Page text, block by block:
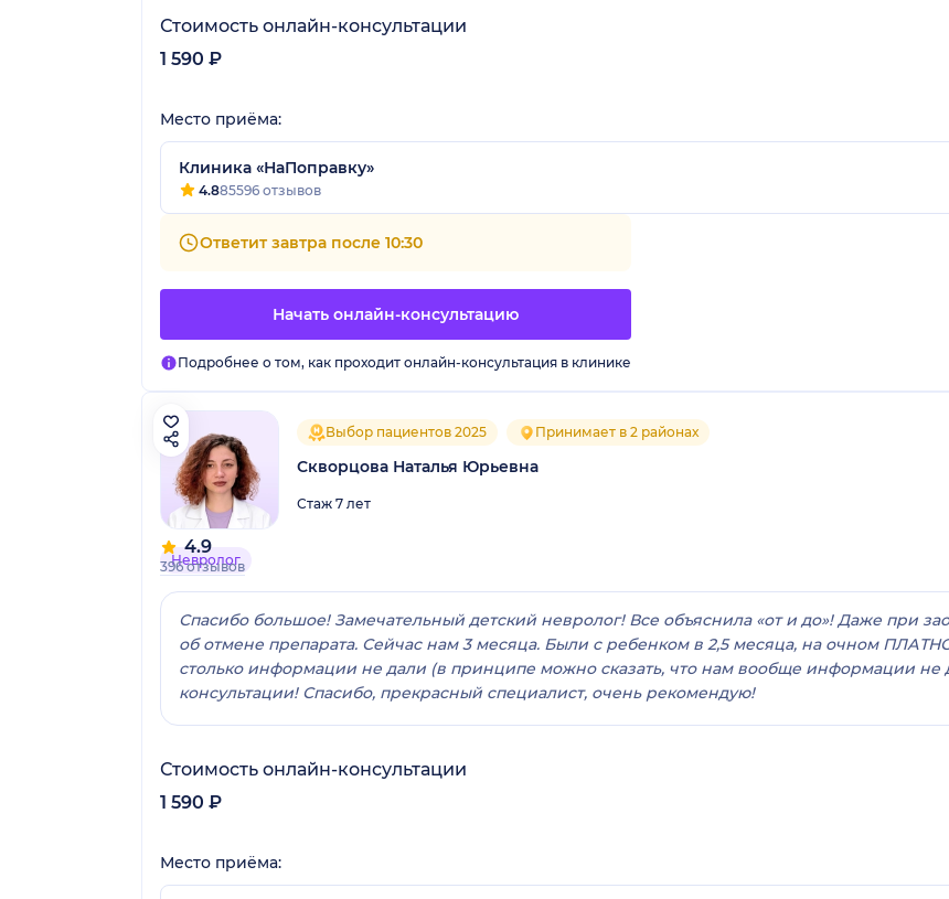
Стоимость онлайн-консультации
1 590 ₽
Место приёма:
Клиника «НаПоправку»
4.885596 отзывов
Ответит завтра после 10:30
Начать онлайн-консультацию
Подробнее о том, как проходит онлайн-консультация в клинике
4.9
396 отзывов
Выбор пациентов 2025 Принимает в 2 районах
Скворцова Наталья Юрьевна
Стаж 7 лет
Невролог
Спасибо большое! Замечательный детский невролог! Все объяснила «от и до»! Даже при
об отмене препарата. Сейчас нам 3 месяца. Были с ребенком в 2,5 месяца, на очном
столько информации не дали (в принципе можно сказать, что нам вообще информации не
консультации! Спасибо, прекрасный специалист, очень рекомендую!
Стоимость онлайн-консультации
1 590 ₽
Место приёма: